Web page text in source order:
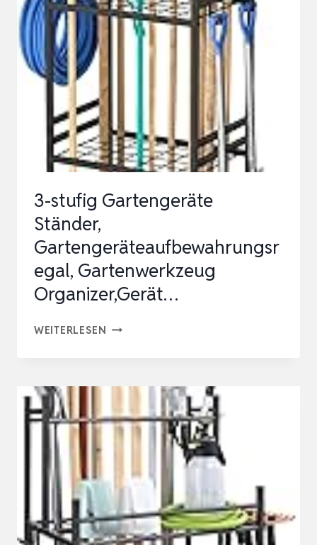
AUFBEWAHRUNG,
GARTENWERKZEUG-
AUFBEWAHRUNGS…
3-stufig Gartengeräte
Ständer,
Gartengeräteaufbewahrungsr
egal, Gartenwerkzeug
Organizer,Gerät…
WEITERLESEN 3-
STÄNDER,
GARTENWERKZEUG
ORGANIZER,GERÄT…